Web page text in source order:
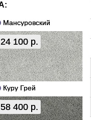
Мансуровский
24 100 р.
Куру Грей
58 400 р.